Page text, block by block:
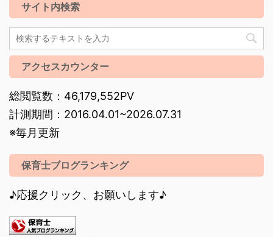
サイト内検索
アクセスカウンター
総閲覧数：46,179,552PV
計測期間：2016.04.01~2026.07.31
※毎月更新
保育士ブログランキング
♪応援クリック、お願いします♪